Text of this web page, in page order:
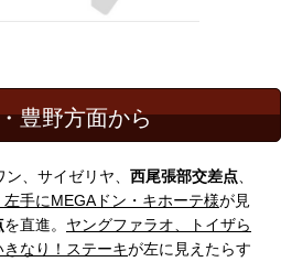
豊野方面から
、サイゼリヤ、 西尾張部交差点
手にMEGAドン・キホーテ様が見
を直進。 ヤングファラオ、トイザら
きなり！ステーキが左に見えたらす